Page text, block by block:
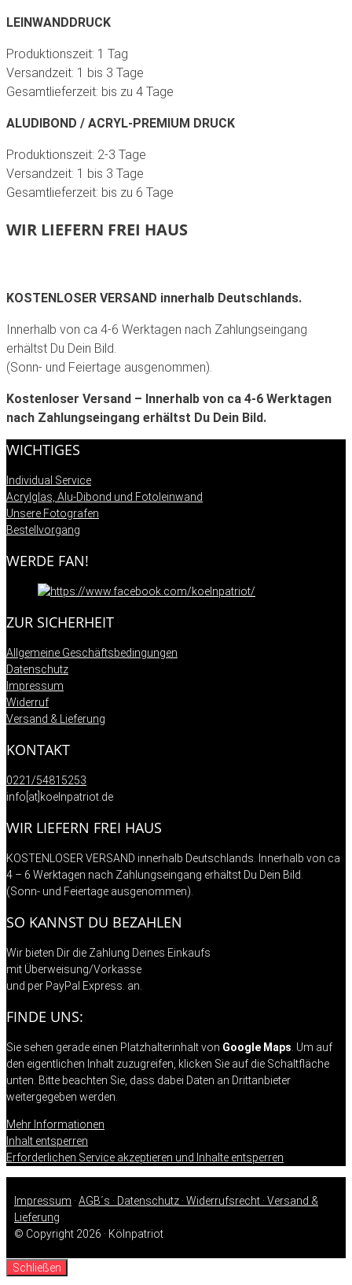
LEINWANDDRUCK
Produktionszeit: 1 Tag
Versandzeit: 1 bis 3 Tage
Gesamtlieferzeit: bis zu 4 Tage
ALUDIBOND / ACRYL-PREMIUM DRUCK
Produktionszeit: 2-3 Tage
Versandzeit: 1 bis 3 Tage
Gesamtlieferzeit: bis zu 6 Tage
WIR LIEFERN FREI HAUS
KOSTENLOSER VERSAND innerhalb Deutschlands.
Innerhalb von ca 4-6 Werktagen nach Zahlungseingang
erhältst Du Dein Bild.
(Sonn- und Feiertage ausgenommen).
Kostenloser Versand – Innerhalb von ca 4-6 Werktagen
nach Zahlungseingang erhältst Du Dein Bild.
WICHTIGES
Individual Service
Acrylglas, Alu-Dibond und Fotoleinwand
Unsere Fotografen
Bestellvorgang
WERDE FAN!
ZUR SICHERHEIT
Allgemeine Geschäftsbedingungen
Datenschutz
Impressum
Widerruf
Versand & Lieferung
KONTAKT
0221/54815253
info[at]koelnpatriot.de
WIR LIEFERN FREI HAUS
KOSTENLOSER VERSAND innerhalb Deutschlands. Innerhalb von ca
4 – 6 Werktagen nach Zahlungseingang erhältst Du Dein Bild.
(Sonn- und Feiertage ausgenommen).
SO KANNST DU BEZAHLEN
Wir bieten Dir die Zahlung Deines Einkaufs
mit Überweisung/Vorkasse
und per PayPal Express. an.
FINDE UNS:
Sie sehen gerade einen Platzhalterinhalt von Google Maps . Um auf
den eigentlichen Inhalt zuzugreifen, klicken Sie auf die Schaltfläche
unten. Bitte beachten Sie, dass dabei Daten an Drittanbieter
weitergegeben werden.
Mehr Informationen
Inhalt entsperren
Erforderlichen Service akzeptieren und Inhalte entsperren
Impressum · AGB´s · Datenschutz · Widerrufsrecht · Versand &
Lieferung
© Copyright 2026 · Kölnpatriot
Schließen